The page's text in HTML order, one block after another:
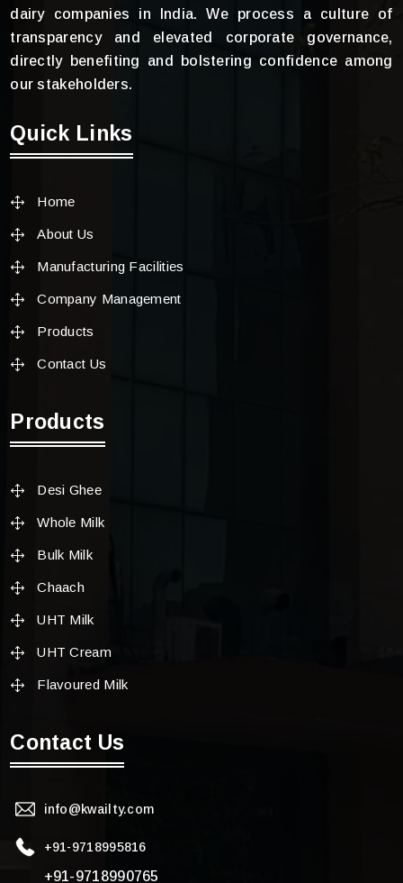
dairy companies in India. We process a culture of
transparency and elevated corporate governance,
directly benefiting and bolstering confidence among
our stakeholders.
Quick Links
Home
About Us
Manufacturing Facilities
Company Management
Products
Contact Us
Products
Desi Ghee
Whole Milk
Bulk Milk
Chaach
UHT Milk
UHT Cream
Flavoured Milk
Contact Us
info@kwailty.com
+91-9718995816
+91-9718990765